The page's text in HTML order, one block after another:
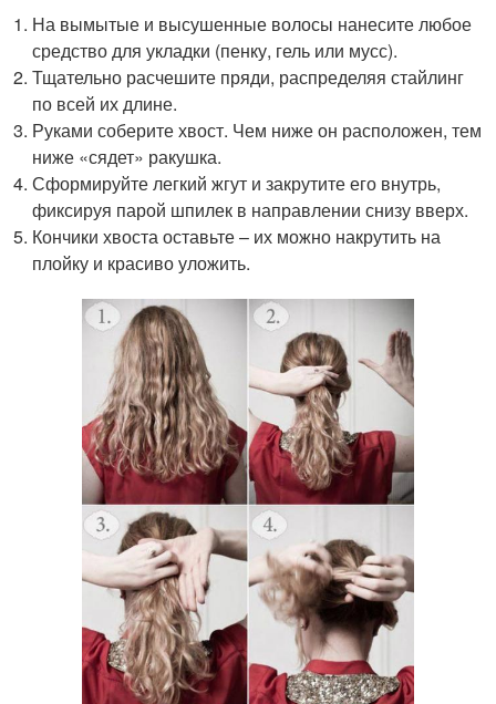
На вымытые и высушенные волосы нанесите любое
средство для укладки (пенку, гель или мусс).
Тщательно расчешите пряди, распределяя стайлинг
по всей их длине.
Руками соберите хвост. Чем ниже он расположен, тем
ниже «сядет» ракушка.
Сформируйте легкий жгут и закрутите его внутрь,
фиксируя парой шпилек в направлении снизу вверх.
Кончики хвоста оставьте – их можно накрутить на
плойку и красиво уложить.